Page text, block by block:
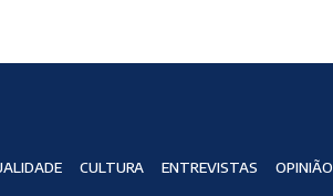
CULTURA ENTREVISTAS OPINIÃO